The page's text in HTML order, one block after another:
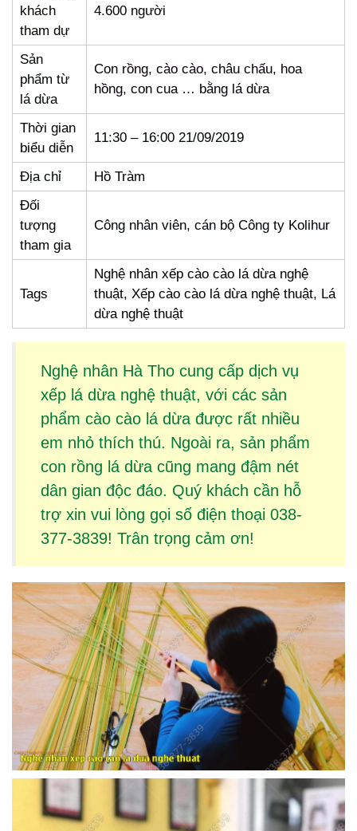
khách
tham dự
4.600 người
Sản
phẩm từ
lá dừa
Con rồng, cào cào, châu chấu, hoa
hồng, con cua … bằng lá dừa
Thời gian
biểu diễn
11:30 – 16:00 21/09/2019
Địa chỉ
Hồ Tràm
Đối
tượng
tham gia
Công nhân viên, cán bộ Công ty Kolihur
Tags
Nghệ nhân xếp cào cào lá dừa nghệ
thuật, Xếp cào cào lá dừa nghệ thuật, Lá
dừa nghệ thuật
Nghệ nhân Hà Tho cung cấp dịch vụ
xếp lá dừanghệ thuật, với các sản
phẩm cào cào lá dừađược rất nhiều
em nhỏ thích thú. Ngoài ra, sản phẩm
con rồng lá dừacũng mang đậm nét
dân gian độc đáo. Quý khách cần hỗ
trợ xin vui lòng gọi số điện thoại 038-
377-3839! Trân trọng cảm ơn!